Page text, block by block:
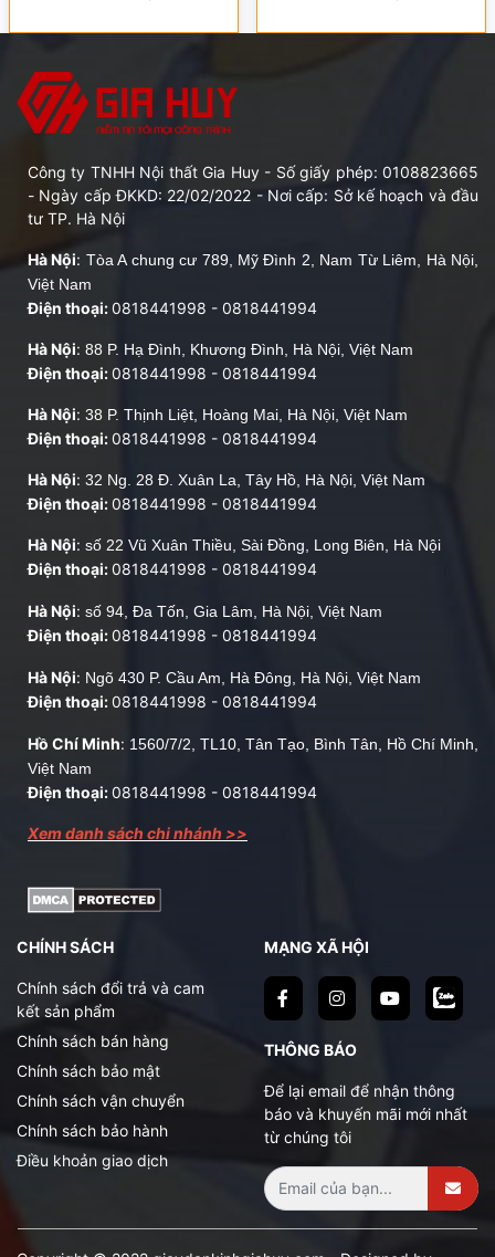
Công ty TNHH Nội thất Gia Huy - Số giấy phép: 0108823665
- Ngày cấp ĐKKD: 22/02/2022 - Nơi cấp: Sở kế hoạch và đầu
tư TP. Hà Nội
Hà Nội: Tòa A chung cư 789, Mỹ Đình 2, Nam Từ Liêm, Hà Nội,
Việt Nam
Điện thoại:0818441998 - 0818441994
Hà Nội: 88 P. Hạ Đình, Khương Đình, Hà Nội, Việt Nam
Điện thoại:0818441998 - 0818441994
Hà Nội: 38 P. Thịnh Liệt, Hoàng Mai, Hà Nội, Việt Nam
Điện thoại:0818441998 - 0818441994
Hà Nội: 32 Ng. 28 Đ. Xuân La, Tây Hồ, Hà Nội, Việt Nam
Điện thoại:0818441998 - 0818441994
Hà Nội: số 22 Vũ Xuân Thiều, Sài Đồng, Long Biên, Hà Nội
Điện thoại:0818441998 - 0818441994
Hà Nội: số 94, Đa Tốn, Gia Lâm, Hà Nội, Việt Nam
Điện thoại:0818441998 - 0818441994
Hà Nội: Ngõ 430 P. Cầu Am, Hà Đông, Hà Nội, Việt Nam
Điện thoại:0818441998 - 0818441994
Hồ Chí Minh: 1560/7/2, TL10, Tân Tạo, Bình Tân, Hồ Chí Minh,
Việt Nam
Điện thoại:0818441998 - 0818441994
Xem danh sách chi nhánh >>
CHÍNH SÁCH
Chính sách đổi trả và cam
kết sản phẩm
Chính sách bán hàng
Chính sách bảo mật
Chính sách vận chuyển
Chính sách bảo hành
Điều khoản giao dịch
MẠNG XÃ HỘI
THÔNG BÁO
Để lại email để nhận thông
báo và khuyến mãi mới nhất
từ chúng tôi